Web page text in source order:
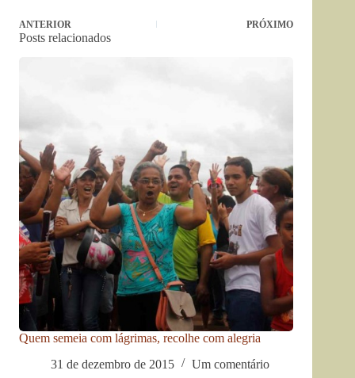
ANTERIOR PRÓXIMO
Posts relacionados
Quem semeia com lágrimas, recolhe com alegria
31 de dezembro de 2015
Um comentário